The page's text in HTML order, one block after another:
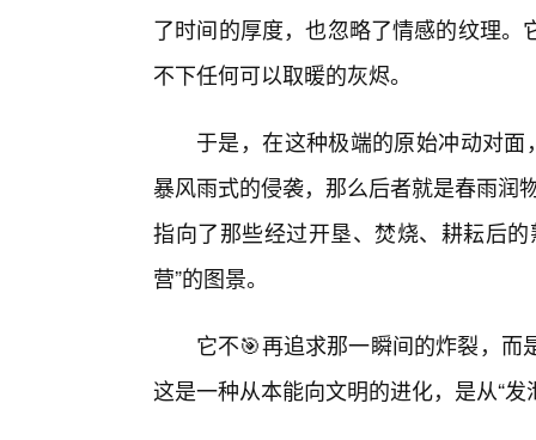
了时间的厚度，也忽略了情感的纹理
不下任何可以取暖的灰烬。
于是，在这种极端的原始冲动对
暴风雨式的侵袭，那么后者就是春雨润
指向了那些经过开垦、焚烧、耕耘后
营”的图景。
它不🎯再追求那一瞬间的炸裂，
这是一种从本能向文明的进化，是从“发